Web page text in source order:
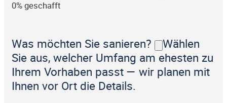
0% geschafft
Was möchten Sie sanieren?
Wählen
Sie aus, welcher Umfang am ehesten zu
Ihrem Vorhaben passt — wir planen mit
Ihnen vor Ort die Details.